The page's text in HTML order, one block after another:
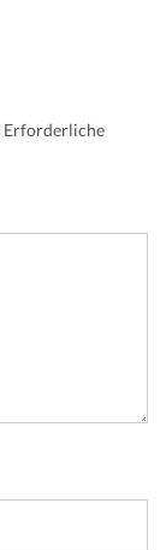
Erforderliche